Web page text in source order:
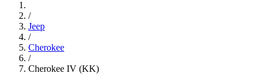
/
Jeep
/
Cherokee
/
Cherokee IV (KK)